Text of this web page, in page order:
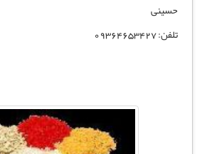
حسینی
تلفن: 09364653427